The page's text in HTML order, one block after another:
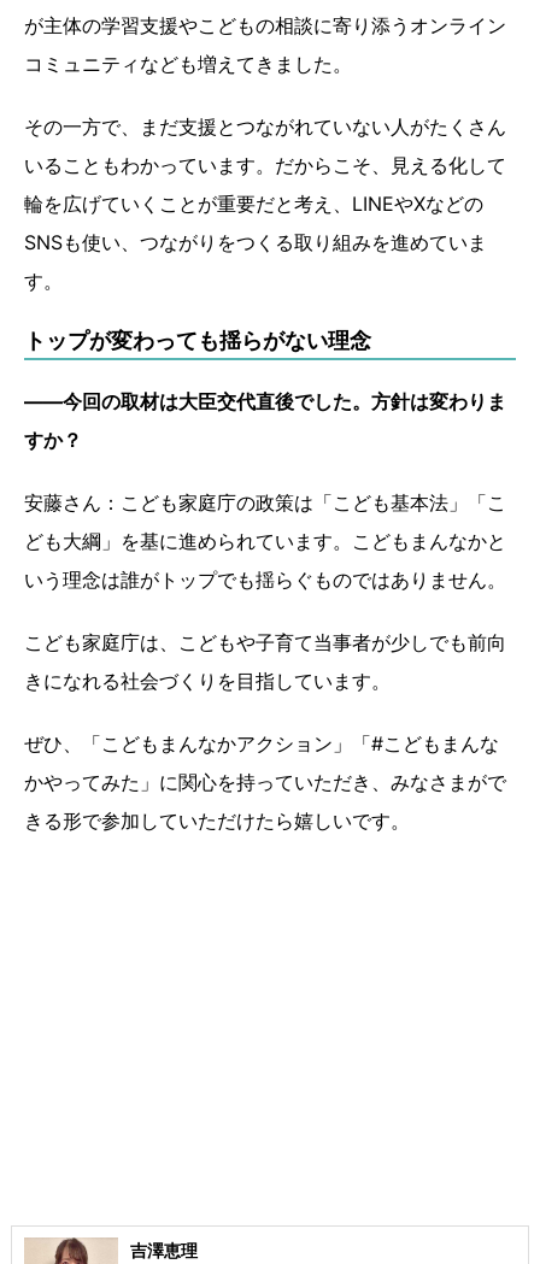
が主体の学習支援やこどもの相談に寄り添うオンライン
コミュニティなども増えてきました。
その一方で、まだ支援とつながれていない人がたくさん
いることもわかっています。だからこそ、見える化して
輪を広げていくことが重要だと考え、LINEやXなどの
SNSも使い、つながりをつくる取り組みを進めていま
す。
トップが変わっても揺らがない理念
――今回の取材は大臣交代直後でした。方針は変わりま
すか？
安藤さん：こども家庭庁の政策は「こども基本法」「こ
ども大綱」を基に進められています。こどもまんなかと
いう理念は誰がトップでも揺らぐものではありません。
こども家庭庁は、こどもや子育て当事者が少しでも前向
きになれる社会づくりを目指しています。
ぜひ、「こどもまんなかアクション」「#こどもまんな
かやってみた」に関心を持っていただき、みなさまがで
きる形で参加していただけたら嬉しいです。
吉澤恵理